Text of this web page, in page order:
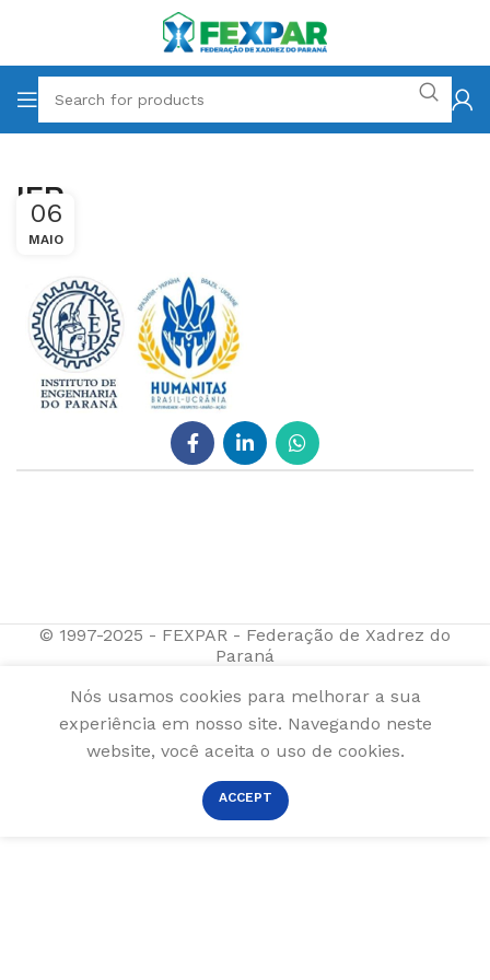
IEP
06
MAIO
© 1997-2025 - FEXPAR - Federação de Xadrez do
Paraná
Nós usamos cookies para melhorar a sua
experiência em nosso site. Navegando neste
website, você aceita o uso de cookies.
ACCEPT